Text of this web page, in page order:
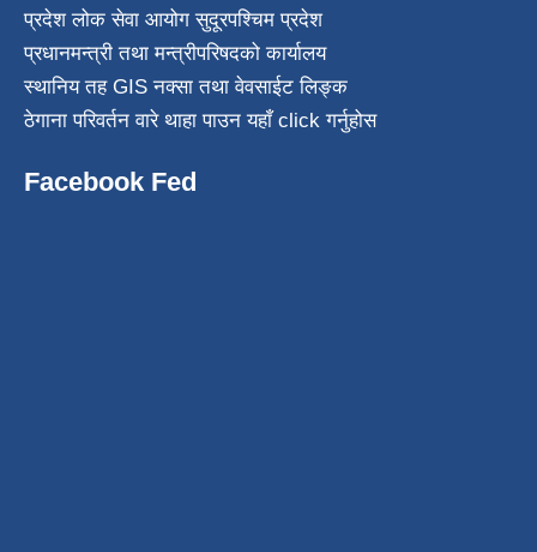
प्रदेश लोक सेवा आयोग सुदूरपश्चिम प्रदेश
प्रधानमन्त्री तथा मन्त्रीपरिषदको कार्यालय
स्थानिय तह GIS नक्सा तथा वेवसाईट लिङ्क
ठेगाना परिवर्तन वारे थाहा पाउन यहाँ click गर्नुहोस
Facebook Fed